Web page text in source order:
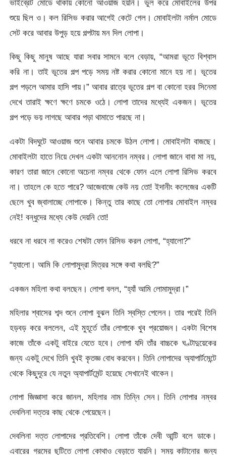
ভাইব্রেট মোডে থাকায় কোনো আওয়াজ হয়নি। ভুল করে মোবাইলের উপর
শুয়ে ছিল ও। কল রিসিভ করার আগেই কেটে গেল। মোবাইলটা নর্মাল মোডে
সেট করে আবার উপুড় হয়ে গল্পটায় মন দিল লোপা।
কিছু কিছু মানুষ আছে যারা সবার সামনে বলে বেড়ায়, “আমরা ভূতে বিশ্বাস
করি না। তাই ভূতের গল্প পড়ে সময় নষ্ট করার কোনো মানে হয় না। ভূতের
গল্প পড়লে আমার হাসি পায়।” আবার রাত্রে ভূতের গল্প বা কোনো হরর সিনেমা
দেখে তারাই ক্ষণে ক্ষণে চমকে ওঠে। লোপা তাদের মধ্যেই একজন। ভূতের
গল্প পড়ে ভয় লাগছে আবার পড়া থামাতে পারছে না।
একটা বিদঘুটে আওয়াজ শুনে আবার চমকে উঠল লোপা। মোবাইলটা বাজছে।
মোবাইলটা হাতে নিয়ে দেখল একটা আননোন নম্বর। লোপা জানে বাবা মা নয়,
কারণ তারা জানে কোনো অচেনা নম্বর থেকে ফোন এলে লোপা রিসিভ করবে
না। তাহলে কে হতে পারে? আজেবাজে কেউ নয় তো! ইদানীং কলেজের একটি
ছেলে খুব জ্বালাচ্ছে লোপাকে। কিন্তু তার কাছে তো লোপার মোবাইল নম্বর
নেই! বন্ধুদের মধ্যে কেউ দেয়নি তো!
ধরবে না ধরবে না করেও শেষটা ফোন রিসিভ করল লোপা, “হ্যালো?”
“হ্যালো। আমি কি লোপামুদ্রা মিত্রর সঙ্গে কথা বলছি?”
একজন মহিলা কথা বলছেন। লোপা বলল, “হ্যাঁ আমি লোমামুদ্রা।”
মহিলার শ্বাসের শব্দ শুনে লোপা বুঝল তিনি স্বস্তি পেলেন। তার পরেই তিনি
হড়বড় করে বললেন, এই মুহূর্তে তাঁর লোপাকে খুব প্রয়োজন। একটা বিশেষ
কাজে তাঁকে একটু বাইরে যেতে হবে। লোপা যদি তাঁর বাচ্চকে ঘণ্টাদুয়েকের
জন্য একটু দেখে তিনি খুবই কৃতজ্ঞ বোধ করবেন। তিনি লোপাদের অ্যাপার্টমেন্টে
থেকে কিছুদূরে যে নতুন অ্যাপার্টমেন্ট হয়েছে সেখানেই থাকেন।
লোপা জিজ্ঞাসা করে জানল, মহিলার নাম তিন্নি সেন। তিনি লোপার নম্বর
দেবলিনা দত্তর কাছ থেকে পেয়েছেন।
দেবলিনা দত্ত লোপাদের প্রতিবেশি। লোপা তাঁকে দেবী আন্টি বলে ডাকে।
এবারের গরমের ছুটিতে লোপা কোথাও বেড়াতে যায়নি। সময় কাটানোর জন্য